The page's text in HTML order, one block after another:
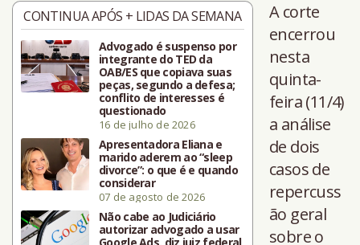
CONTINUA APÓS + LIDAS DA SEMANA
Advogado é suspenso por
integrante do TED da
OAB/ES que copiava suas
peças, segundo a defesa;
conflito de interesses é
questionado
16 de julho de 2026
Apresentadora Eliana e
marido aderem ao “sleep
divorce”: o que é e quando
considerar
07 de agosto de 2026
Não cabe ao Judiciário
autorizar advogado a usar
A corte
encerrou
nesta
quinta-
feira (11/4)
a análise
de dois
casos de
repercuss
ão geral
sobre o